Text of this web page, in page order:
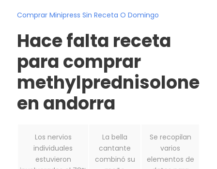
Comprar Minipress Sin Receta O Domingo
Hace falta receta
para comprar
methylprednisolone
en andorra
Los nervios
individuales
estuvieron
La bella
cantante
combinó su
Se recopilan
varios
elementos de